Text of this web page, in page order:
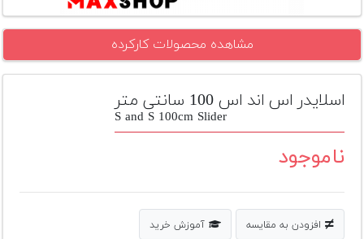
پلاس
افزودن
دست
دوم
دوربین
مشاهده محصولات کارکرده
اسلایدر اس اند اس 100 سانتی متر
S and S 100cm Slider
ناموجود
افزودن به مقایسه آموزش خرید